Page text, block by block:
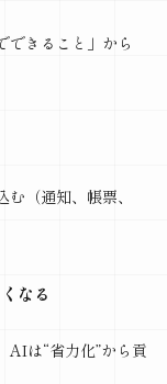
できること」から
（通知、帳票、
なる
AIは“省力化”から貢